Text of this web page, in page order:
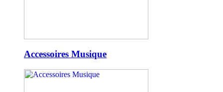
Accessoires Musique